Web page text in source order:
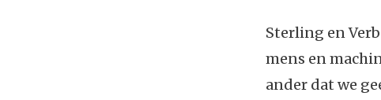
Sterling en
mens en
ander dat we